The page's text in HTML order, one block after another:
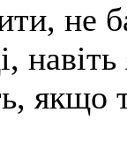
не
якщо